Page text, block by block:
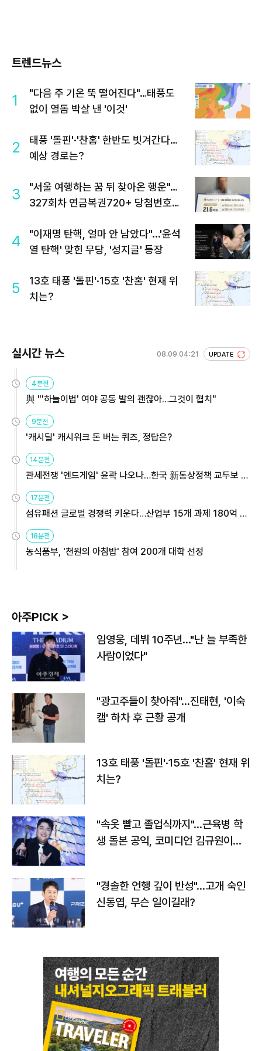
트렌드뉴스
1
"다음 주 기온 뚝 떨어진다"…태풍도
없이 열돔 박살 낸 '이것'
2
태풍 '돌핀'·'찬홈' 한반도 빗겨간다…
예상 경로는?
3
"서울 여행하는 꿈 뒤 찾아온 행운"…
327회차 연금복권720+ 당첨번호조
4
"이재명 탄핵, 얼마 안 남았다"...'윤석
열 탄핵' 맞힌 무당, '성지글' 등장
5
13호 태풍 '돌핀'·15호 '찬홈' 현재 위
치는?
실시간 뉴스 08.09 04:21 UPDATE
4분전
與 "'하늘이법' 여야 공동 발의 괜찮아…그것이 협치"
9분전
'캐시딜' 캐시워크 돈 버는 퀴즈, 정답은?
14분전
관세전쟁 '엔드게임' 윤곽 나오나…한국 新통상정책 교두보 활
용해야
17분전
섬유패션 글로벌 경쟁력 키운다…산업부 15개 과제 180억 지
원
18분전
농식품부, '천원의 아침밥' 참여 200개 대학 선정
아주PICK >
임영웅, 데뷔 10주년…"난 늘 부족한
사람이었다"
"광고주들이 찾아줘"…진태현, '이숙
캠' 하차 후 근황 공개
13호 태풍 '돌핀'·15호 '찬홈' 현재 위
치는?
"속옷 빨고 졸업식까지"…근육병 학
생 돌본 공익, 코미디언 김규원이었
"경솔한 언행 깊이 반성"…고개 숙인
신동엽, 무슨 일이길래?